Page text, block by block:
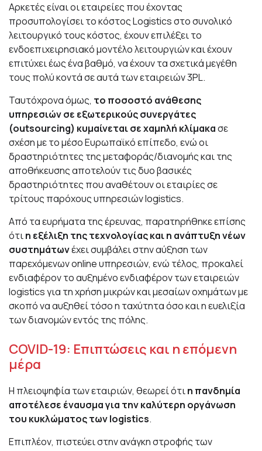
Αρκετές είναι οι εταιρείες που έχοντας
προσυπολογίσει το κόστος Logistics στο συνολικό
λειτουργικό τους κόστος, έχουν επιλέξει το
ενδοεπιχειρησιακό μοντέλο λειτουργιών και έχουν
επιτύχει έως ένα βαθμό, να έχουν τα σχετικά μεγέθη
τους πολύ κοντά σε αυτά των εταιρειών 3PL.
Ταυτόχρονα όμως, το ποσοστό ανάθεσης
υπηρεσιών σε εξωτερικούς συνεργάτες
(outsourcing) κυμαίνεται σε χαμηλή κλίμακασε
σχέση με το μέσο Ευρωπαϊκό επίπεδο, ενώ οι
δραστηριότητες της μεταφοράς/διανομής και της
αποθήκευσης αποτελούν τις δυο βασικές
δραστηριότητες που αναθέτουν οι εταιρίες σε
τρίτους παρόχους υπηρεσιών logistics.
Από τα ευρήματα της έρευνας, παρατηρήθηκε επίσης
ότιη εξέλιξη της τεχνολογίας και η ανάπτυξη νέων
συστημάτωνέχει συμβάλει στην αύξηση των
παρεχόμενων online υπηρεσιών, ενώ τέλος, προκαλεί
ενδιαφέρον το αυξημένο ενδιαφέρον των εταιρειών
logistics για τη χρήση μικρών και μεσαίων οχημάτων με
σκοπό να αυξηθεί τόσο η ταχύτητα όσο και η ευελιξία
των διανομών εντός της πόλης.
COVID-19: Επιπτώσεις και η επόμενη
μέρα
Η πλειοψηφία των εταιριών, θεωρεί ότιη πανδημία
αποτέλεσε έναυσμα για την καλύτερη οργάνωση
του κυκλώματος των logistics.
Επιπλέον, πιστεύει στην ανάγκη στροφής των